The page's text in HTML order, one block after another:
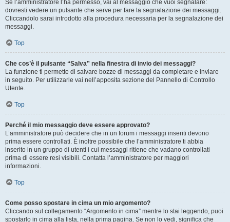
Se l’amministratore l’ha permesso, vai al messaggio che vuoi segnalare:
dovresti vedere un pulsante che serve per fare la segnalazione dei messaggi.
Cliccandolo sarai introdotto alla procedura necessaria per la segnalazione dei
messaggi.
Top
Che cos’è il pulsante “Salva” nella finestra di invio dei messaggi?
La funzione ti permette di salvare bozze di messaggi da completare e inviare
in seguito. Per utilizzarle vai nell’apposita sezione del Pannello di Controllo
Utente.
Top
Perché il mio messaggio deve essere approvato?
L’amministratore può decidere che in un forum i messaggi inseriti devono
prima essere controllati. È inoltre possibile che l’amministratore ti abbia
inserito in un gruppo di utenti i cui messaggi ritiene che vadano controllati
prima di essere resi visibili. Contatta l’amministratore per maggiori
informazioni.
Top
Come posso spostare in cima un mio argomento?
Cliccando sul collegamento “Argomento in cima” mentre lo stai leggendo, puoi
spostarlo in cima alla lista, nella prima pagina. Se non lo vedi, significa che